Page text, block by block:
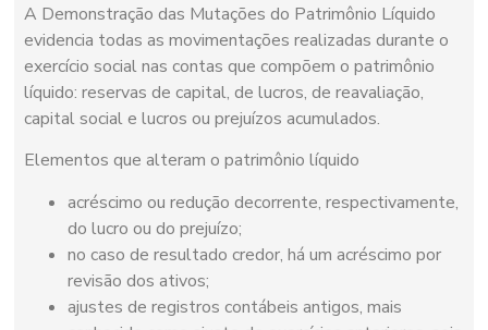
A Demonstração das Mutações do Patrimônio Líquido
evidencia todas as movimentações realizadas durante o
exercício social nas contas que compõem o patrimônio
líquido: reservas de capital, de lucros, de reavaliação,
capital social e lucros ou prejuízos acumulados.
Elementos que alteram o patrimônio líquido
acréscimo ou redução decorrente, respectivamente,
do lucro ou do prejuízo;
no caso de resultado credor, há um acréscimo por
revisão dos ativos;
ajustes de registros contábeis antigos, mais